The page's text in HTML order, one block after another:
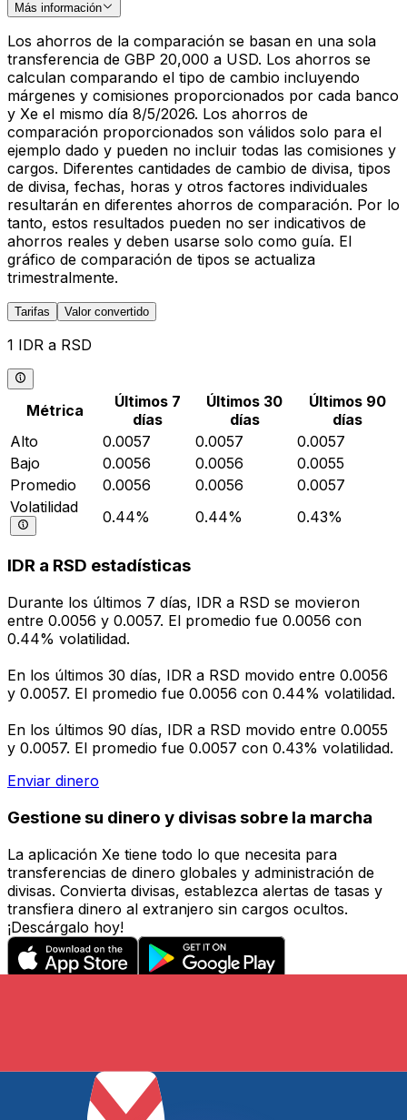
Más información
Los ahorros de la comparación se basan en una sola
transferencia de GBP 20,000 a USD. Los ahorros se
calculan comparando el tipo de cambio incluyendo
márgenes y comisiones proporcionados por cada banco
y Xe el mismo día 8/5/2026. Los ahorros de
comparación proporcionados son válidos solo para el
ejemplo dado y pueden no incluir todas las comisiones y
cargos. Diferentes cantidades de cambio de divisa, tipos
de divisa, fechas, horas y otros factores individuales
resultarán en diferentes ahorros de comparación. Por lo
tanto, estos resultados pueden no ser indicativos de
ahorros reales y deben usarse solo como guía. El
gráfico de comparación de tipos se actualiza
trimestralmente.
Tarifas Valor convertido
1 IDR a RSD
Métrica
Últimos 7
días
Últimos 30
días
Últimos 90
días
Alto
0.0057 0.0057
0.0057
Bajo
0.0056 0.0056
0.0055
Promedio
0.0056 0.0056
0.0057
Volatilidad
0.44% 0.44% 0.43%
IDR a RSD estadísticas
Durante los últimos 7 días, IDR a RSD se movieron
entre 0.0056 y 0.0057. El promedio fue 0.0056 con
0.44% volatilidad.
En los últimos 30 días, IDR a RSD movido entre 0.0056
y 0.0057. El promedio fue 0.0056 con 0.44% volatilidad.
En los últimos 90 días, IDR a RSD movido entre 0.0055
y 0.0057. El promedio fue 0.0057 con 0.43% volatilidad.
Enviar dinero
Gestione su dinero y divisas sobre la marcha
La aplicación Xe tiene todo lo que necesita para
transferencias de dinero globales y administración de
divisas. Convierta divisas, establezca alertas de tasas y
transfiera dinero al extranjero sin cargos ocultos.
¡Descárgalo hoy!